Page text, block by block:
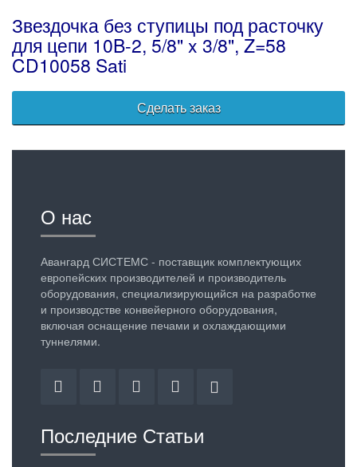
Звездочка без ступицы под расточку
для цепи 10B-2, 5/8" x 3/8", Z=58
CD10058 Sati
Сделать заказ
О нас
Авангард СИСТЕМС - поставщик комплектующих
европейских производителей и производитель
оборудования, специализирующийся на разработке
и производстве конвейерного оборудования,
включая оснащение печами и охлаждающими
туннелями.
Последние Статьи